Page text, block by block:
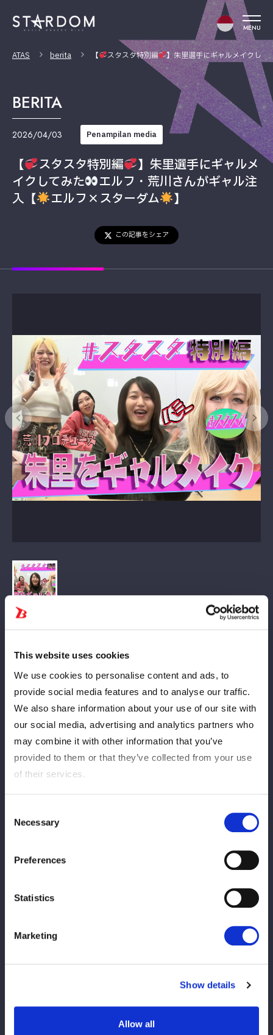
This website uses cookies
We use cookies to personalise content and ads, to
provide social media features and to analyse our traffic.
We also share information about your use of our site with
our social media, advertising and analytics partners who
may combine it with other information that you’ve
provided to them or that they’ve collected from your use
of their services.
Selection
Necessary
Preferences
Statistics
Marketing
Show details
Allow all
MENU
ATAS berita 【 スタスタ特別編 】朱里選手にギャルメイクして
BERITA
2026/04/03 Penampilan media
【 スタスタ特別編
】朱里選手にギャルメ
イクしてみた
エルフ・荒川さんがギャル注
入【
エルフ×スターダム 】
この記事をシェア
誕！
エルフ・荒川さんがスターダム選手たちに“ギャルメイク”をして
いくスペシャル企画！
記念すべき第１回目はまさかの朱里選手が登場！
どんな朱里ギャルになってしまったのでしょうか…ちょっと怖い
けど見てみてくださいね！
▼エルフ×スターダムの女子トークバラエティ！
◆配信日程：4/3（金）夜9時～プレミア配信
この記事をシェア